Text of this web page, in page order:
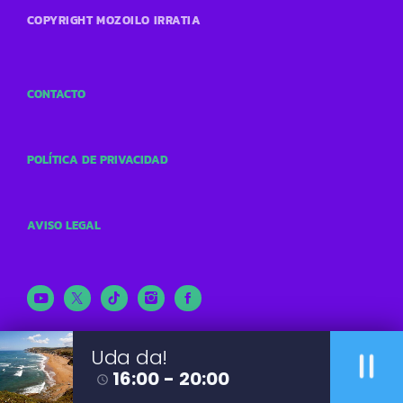
Uda da!
access_time 16:00 - 20:00 pause
COPYRIGHT MOZOILO IRRATIA
CONTACTO
POLÍTICA DE PRIVACIDAD
AVISO LEGAL